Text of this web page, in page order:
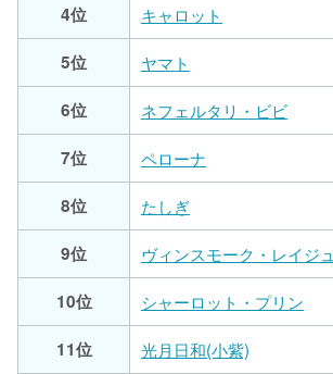
4位
キャロット
5位
ヤマト
6位
ネフェルタリ・ビビ
7位
ペローナ
8位
たしぎ
9位
ヴィンスモーク・レイジュ
10位
シャーロット・プリン
11位
光月日和(小紫)